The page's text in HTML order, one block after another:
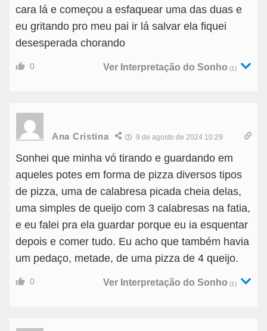
cara lá e começou a esfaquear uma das duas e
eu gritando pro meu pai ir lá salvar ela fiquei
desesperada chorando
0 Ver Interpretação do Sonho (1)
Ana Cristina 9 de agosto de 2024 10:29
Sonhei que minha vó tirando e guardando em
aqueles potes em forma de pizza diversos tipos
de pizza, uma de calabresa picada cheia delas,
uma simples de queijo com 3 calabresas na fatia,
e eu falei pra ela guardar porque eu ia esquentar
depois e comer tudo. Eu acho que também havia
um pedaço, metade, de uma pizza de 4 queijo.
0 Ver Interpretação do Sonho (1)